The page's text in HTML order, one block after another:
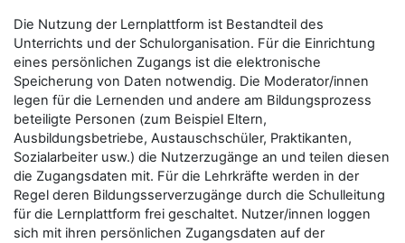
Die Nutzung der Lernplattform ist Bestandteil des
Unterrichts und der Schulorganisation. Für die Einrichtung
eines persönlichen Zugangs ist die elektronische
Speicherung von Daten notwendig. Die Moderator/innen
legen für die Lernenden und andere am Bildungsprozess
beteiligte Personen (zum Beispiel Eltern,
Ausbildungsbetriebe, Austauschschüler, Praktikanten,
Sozialarbeiter usw.) die Nutzerzugänge an und teilen diesen
die Zugangsdaten mit. Für die Lehrkräfte werden in der
Regel deren Bildungsserverzugänge durch die Schulleitung
für die Lernplattform frei geschaltet. Nutzer/innen loggen
sich mit ihren persönlichen Zugangsdaten auf der